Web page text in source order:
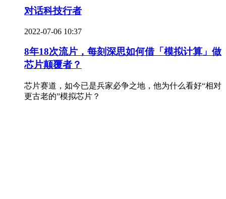
对话科技行者
2022-07-06 10:37
8年18次流片，每刻深思如何借「模拟计算」做
芯片颠覆者？
芯片赛道，如今已是兵家必争之地，他为什么看好“相对
更古老的”模拟芯片？